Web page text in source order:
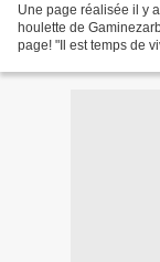
Une page réalisée il y
houlette de
page! "Il est temps de